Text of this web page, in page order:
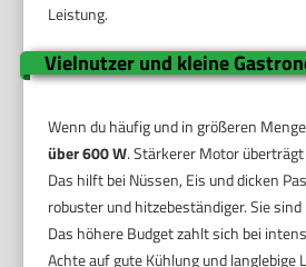
Leistung.
Vielnutzer und kleine
Wenn du häufig und in größeren
über 600 W. Stärkerer Motor
Das hilft bei Nüssen, Eis und dicken
robuster und hitzebeständiger. Sie
Das höhere Budget zahlt sich bei
Achte auf gute Kühlung und langlebige